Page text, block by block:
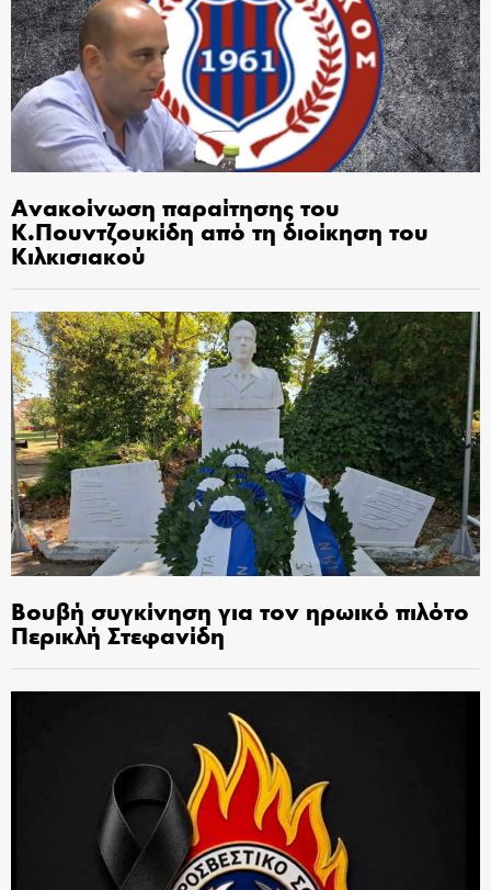
Ανακοίνωση παραίτησης του
Κ.Πουντζουκίδη από τη διοίκηση του
Κιλκισιακού
Βουβή συγκίνηση για τον ηρωικό πιλότο
Περικλή Στεφανίδη